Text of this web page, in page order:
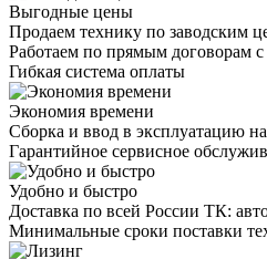
Выгодные цены
Продаем технику по заводским
Работаем по прямым договорам с
Гибкая система оплаты
Экономия времени
Сборка и ввод в эксплуатацию
Гарантийное сервисное
Удобно и быстро
Доставка по всей России ТК:
Минимальные сроки поставки